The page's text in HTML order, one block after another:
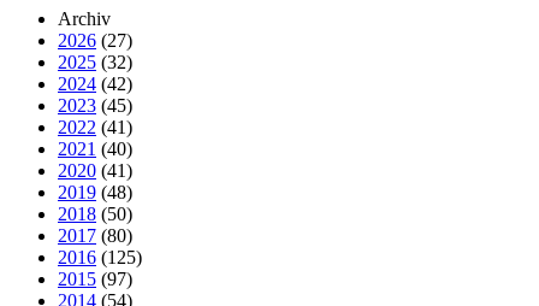
Archiv
2026 (27)
2025 (32)
2024 (42)
2023 (45)
2022 (41)
2021 (40)
2020 (41)
2019 (48)
2018 (50)
2017 (80)
2016 (125)
2015 (97)
2014 (54)